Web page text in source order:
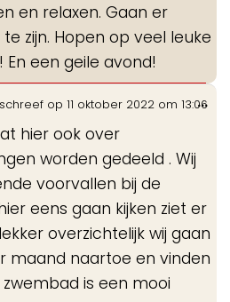
en relaxen. Gaan er
zijn. Hopen op veel leuke
een geile avond!
schreef op 11 oktober 2022 om 13:06
hier ook over
worden gedeeld . Wij
voorvallen bij de
eens gaan kijken ziet er
overzichtelijk wij gaan
maand naartoe en vinden
is een mooi
...